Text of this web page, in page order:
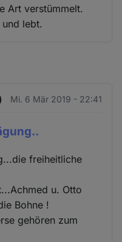
Art verstümmelt.
lebt.
Mi. 6 Mär 2019 - 22:41
freiheitliche
u. Otto
Bohne !
gehören zum